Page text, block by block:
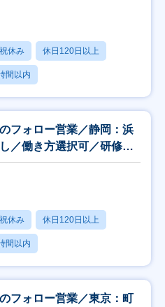
休み 休日120日以上
間以内
ォロー営業／静岡：浜
／働き方選択可／研修制
休み 休日120日以上
間以内
ォロー営業／東京：町